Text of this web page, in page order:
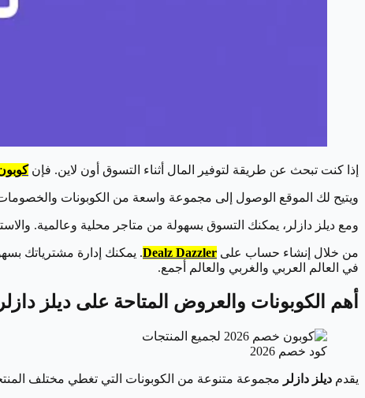
إذا كنت تبحث عن طريقة لتوفير المال أثناء التسوق أون لاين. فإن
ويتيح لك الموقع الوصول إلى مجموعة واسعة من الكوبونات
ومع ديلز دازلر، يمكنك التسوق بسهولة من متاجر محلية وعالمية.
من خلال إنشاء حساب على Dealz Dazzler. يمكنك إدارة مشترياتك
في العالم العربي والغربي والعالم أجمع.
أهم الكوبونات والعروض المتاحة على ديلز دازلر
كود خصم 2026
يقدم ديلز دازلر مجموعة متنوعة من الكوبونات التي تغطي مختلف